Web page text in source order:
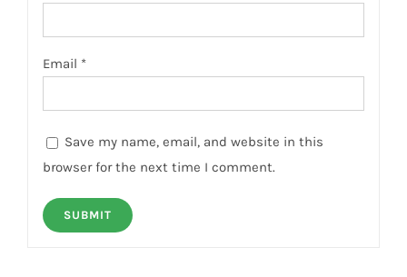
Email *
Save my name, email, and website in this
browser for the next time I comment.